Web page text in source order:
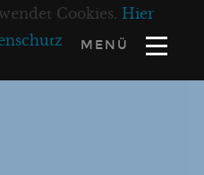
Cookies. Hier
MENÜ